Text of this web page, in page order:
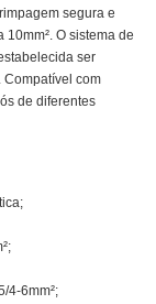
segura e
O sistema de
ser
com
de diferentes
4-6mm²;